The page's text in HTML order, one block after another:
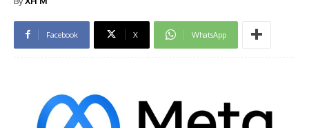
Facebook X WhatsApp